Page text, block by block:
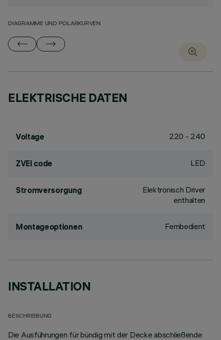
DIAGRAMME UND POLARKURVEN
ELEKTRISCHE DATEN
Voltage 220 - 240
ZVEI code LED
Stromversorgung
Elektronisch Driver
enthalten
Montageoptionen Fernbedient
INSTALLATION
BESCHREIBUNG
Die Ausführungen für bündig mit der Decke abschließende